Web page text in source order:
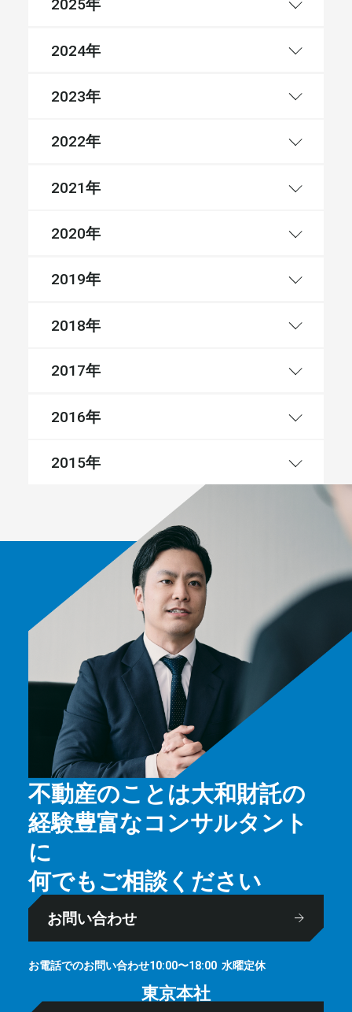
2025
2024年
2023年
2022年
2021年
2020年
2019年
2018年
2017年
2016年
2015年
不動産のことは大和財託の
経験豊富なコンサルタント
に
何でもご相談ください
お問い合わせ
お電話でのお問い合わせ10:00〜18:00 ⽔曜定休
東京本社